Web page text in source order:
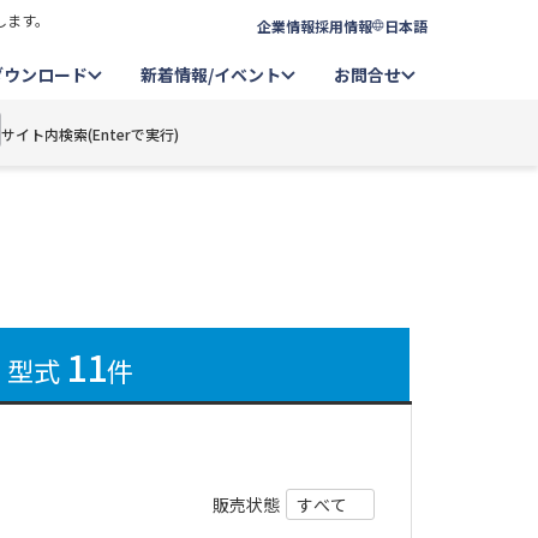
す。 企業情報採用情報 日本語
ウンロード 新着情報/イベント お問合せ
サイト内検索(Enterで実行)
型式 11件
販売状態